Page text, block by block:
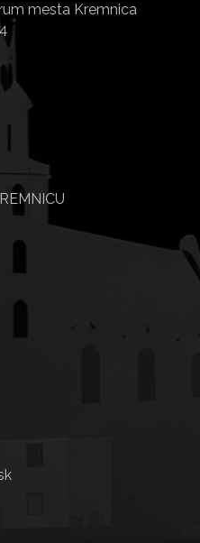
mesta Kremnica